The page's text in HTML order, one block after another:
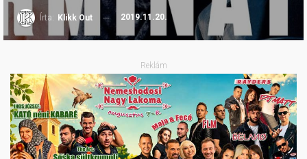
Írta: Klikk Out 2019.11.20.
Reklám